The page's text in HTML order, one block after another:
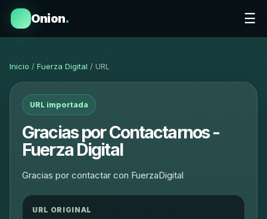
Onion. ☰
Inicio / Fuerza Digital / URL
URL importada
Gracias por Contactarnos -
Fuerza Digital
Gracias por contactar con FuerzaDigital
URL ORIGINAL